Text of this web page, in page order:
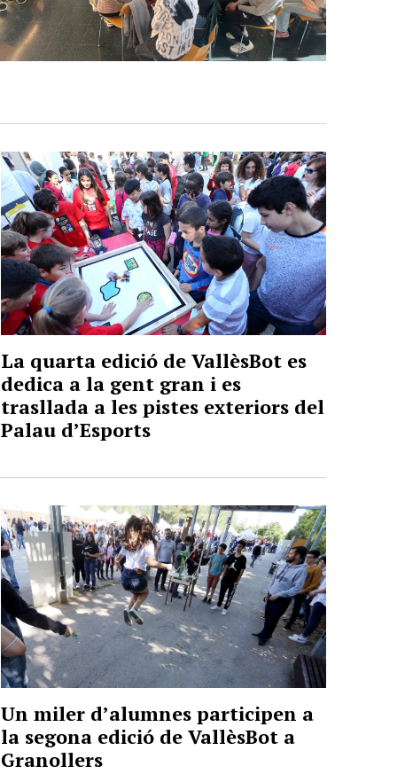
La quarta edició de VallèsBot es
dedica a la gent gran i es
trasllada a les pistes exteriors del
Palau d’Esports
Un miler d’alumnes participen a
la segona edició de VallèsBot a
Granollers